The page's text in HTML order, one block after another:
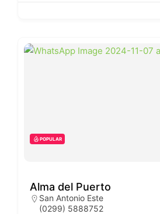
POPULAR
Alma del Puerto
San Antonio Este
(0299) 5888752